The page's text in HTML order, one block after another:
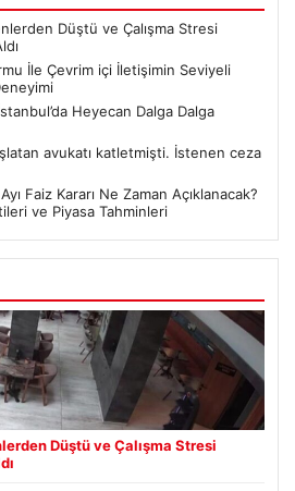
Düştü ve Çalışma Stresi
İle Çevrim içi İletişimin Seviyeli
Heyecan Dalga Dalga
avukatı katletmişti. İstenen ceza
Faiz Kararı Ne Zaman Açıklanacak?
ve Piyasa Tahminleri
Düştü ve Çalışma Stresi